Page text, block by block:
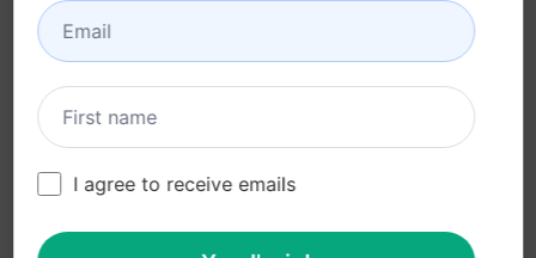
Kullanım Koşulları (en)
Tarayıcı Uzantısı
Terimleri (en)
Faturalama Koşulları (en)
I agree to receive emails